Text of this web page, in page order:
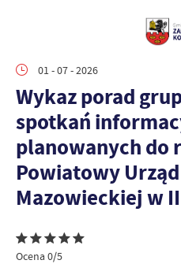
01 - 07 - 2026
Wykaz porad
spotkań
planowanych do
Powiatowy
Mazowieckiej w
Ocena 0/5